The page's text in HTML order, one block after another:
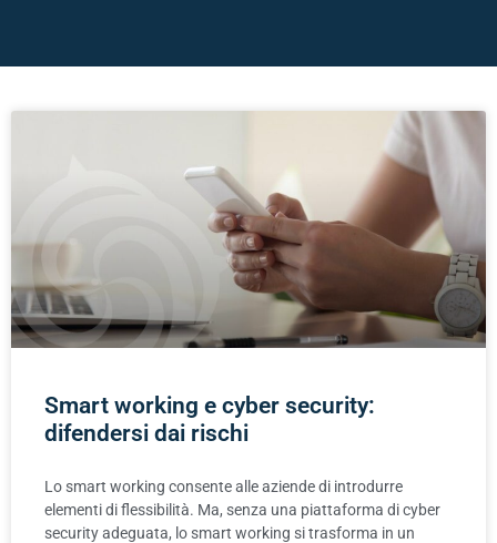
Smart working e cyber security:
difendersi dai rischi
Lo smart working consente alle aziende di introdurre
elementi di flessibilità. Ma, senza una piattaforma di cyber
security adeguata, lo smart working si trasforma in un